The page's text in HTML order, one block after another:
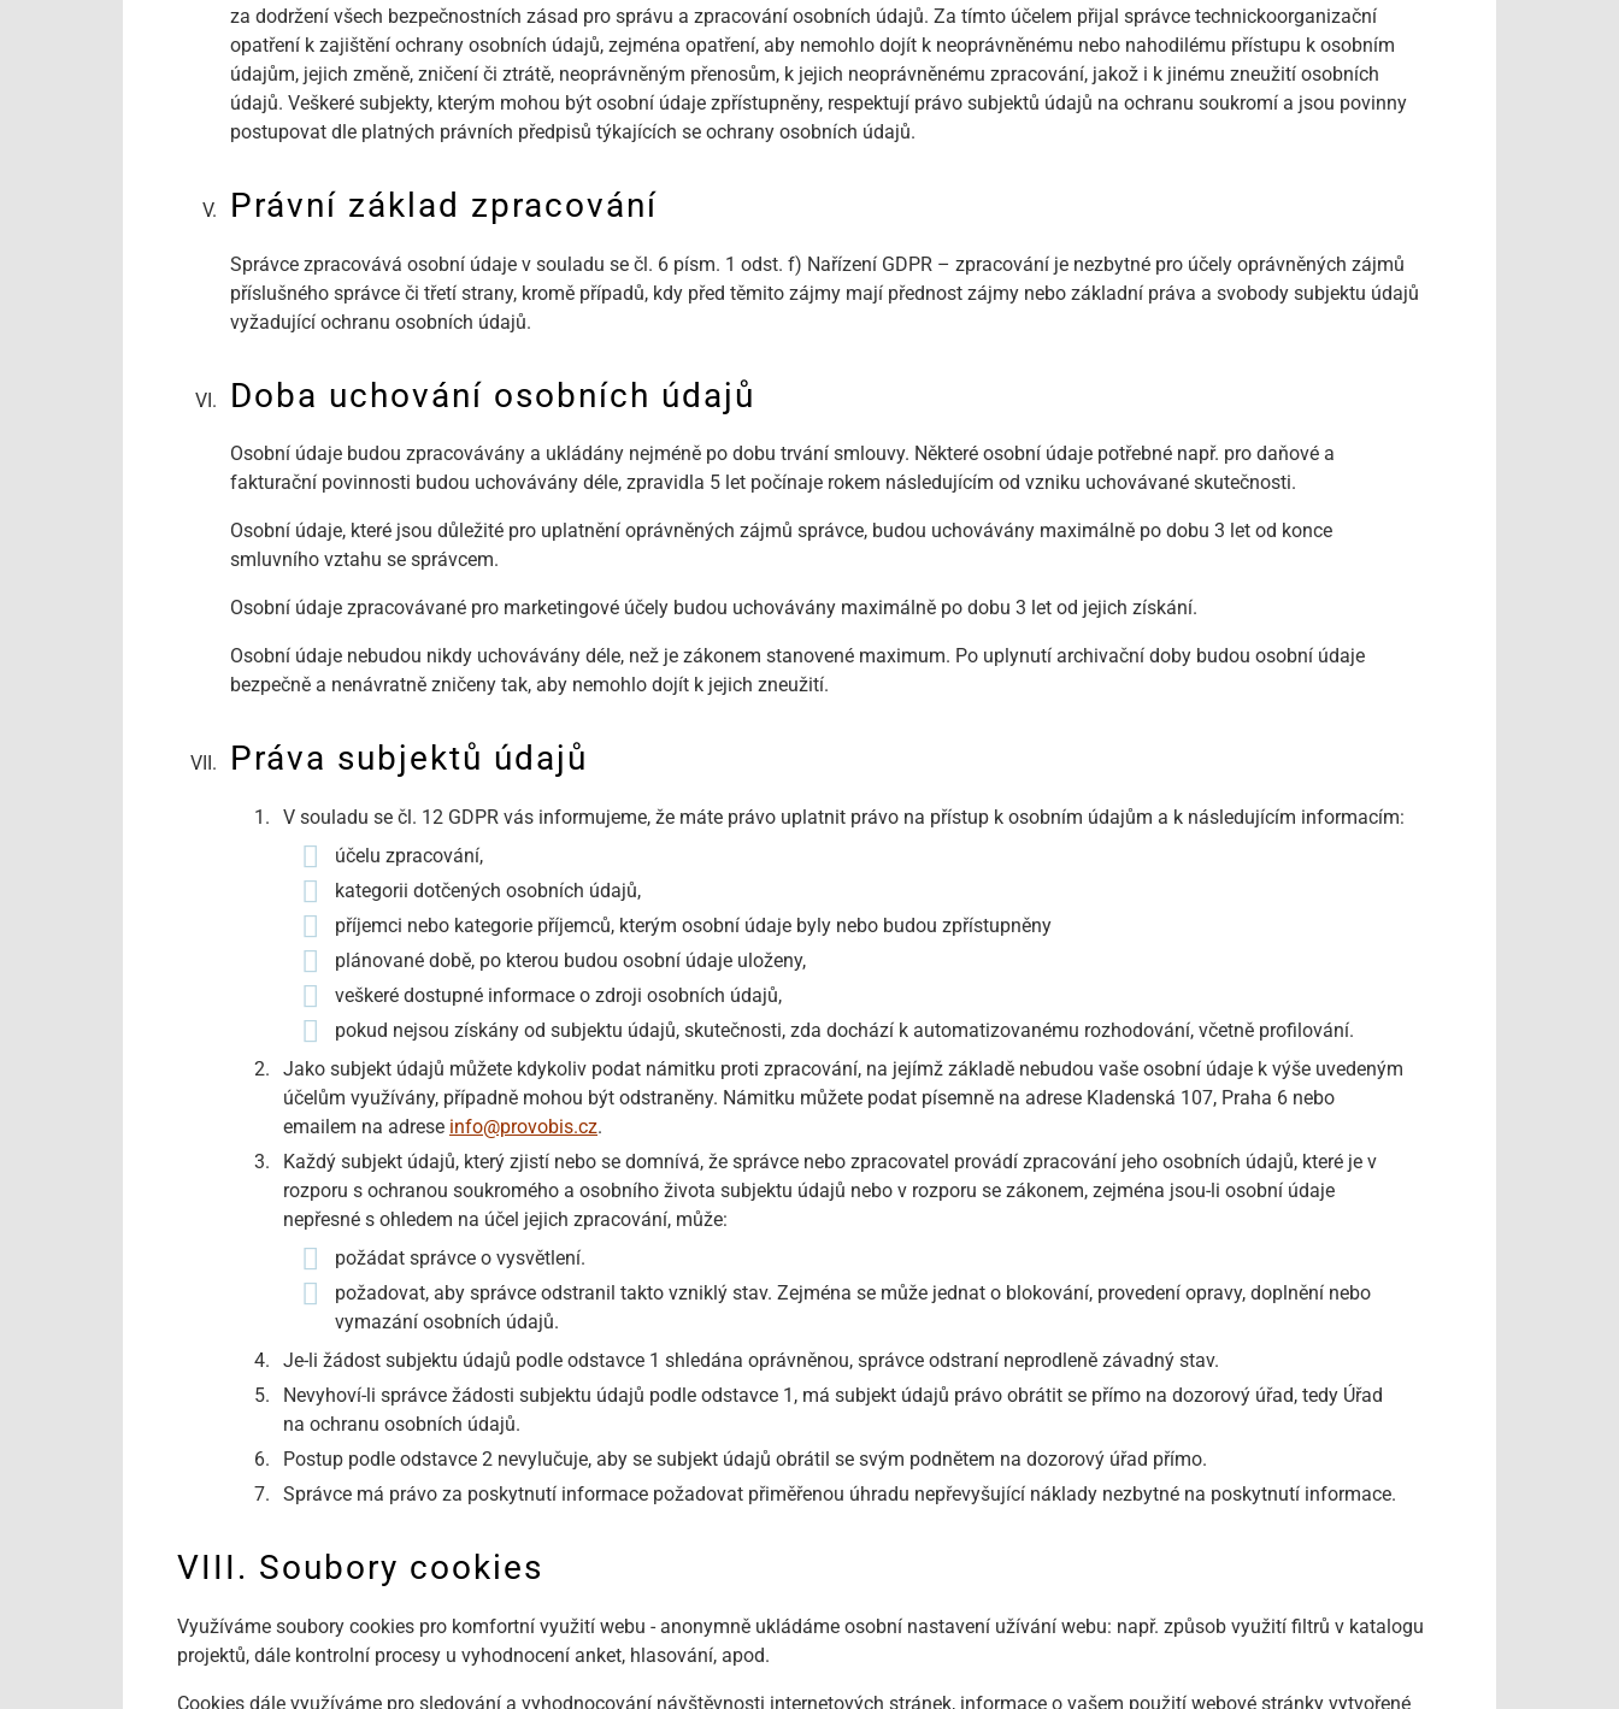
za dodržení všech bezpečnostních zásad pro správu a zpracování osobních údajů. Za tímto účelem přijal správce technickoorganizační
opatření k zajištění ochrany osobních údajů, zejména opatření, aby nemohlo dojít k neoprávněnému nebo nahodilému přístupu k osobním
údajům, jejich změně, zničení či ztrátě, neoprávněným přenosům, k jejich neoprávněnému zpracování, jakož i k jinému zneužití osobních
údajů. Veškeré subjekty, kterým mohou být osobní údaje zpřístupněny, respektují právo subjektů údajů na ochranu soukromí a jsou povinny
postupovat dle platných právních předpisů týkajících se ochrany osobních údajů.
Právní základ zpracování
Správce zpracovává osobní údaje v souladu se čl. 6 písm. 1 odst. f) Nařízení GDPR – zpracování je nezbytné pro účely oprávněných zájmů
příslušného správce či třetí strany, kromě případů, kdy před těmito zájmy mají přednost zájmy nebo základní práva a svobody subjektu údajů
vyžadující ochranu osobních údajů.
Doba uchování osobních údajů
Osobní údaje budou zpracovávány a ukládány nejméně po dobu trvání smlouvy. Některé osobní údaje potřebné např. pro daňové a
fakturační povinnosti budou uchovávány déle, zpravidla 5 let počínaje rokem následujícím od vzniku uchovávané skutečnosti.
Osobní údaje, které jsou důležité pro uplatnění oprávněných zájmů správce, budou uchovávány maximálně po dobu 3 let od konce
smluvního vztahu se správcem.
Osobní údaje zpracovávané pro marketingové účely budou uchovávány maximálně po dobu 3 let od jejich získání.
Osobní údaje nebudou nikdy uchovávány déle, než je zákonem stanovené maximum. Po uplynutí archivační doby budou osobní údaje
bezpečně a nenávratně zničeny tak, aby nemohlo dojít k jejich zneužití.
Práva subjektů údajů
V souladu se čl. 12 GDPR vás informujeme, že máte právo uplatnit právo na přístup k osobním údajům a k následujícím informacím:
účelu zpracování,
kategorii dotčených osobních údajů,
příjemci nebo kategorie příjemců, kterým osobní údaje byly nebo budou zpřístupněny
plánované době, po kterou budou osobní údaje uloženy,
veškeré dostupné informace o zdroji osobních údajů,
pokud nejsou získány od subjektu údajů, skutečnosti, zda dochází k automatizovanému rozhodování, včetně profilování.
Jako subjekt údajů můžete kdykoliv podat námitku proti zpracování, na jejímž základě nebudou vaše osobní údaje k výše uvedeným
účelům využívány, případně mohou být odstraněny. Námitku můžete podat písemně na adrese Kladenská 107, Praha 6 nebo
emailem na adrese info@provobis.cz.
Každý subjekt údajů, který zjistí nebo se domnívá, že správce nebo zpracovatel provádí zpracování jeho osobních údajů, které je v
rozporu s ochranou soukromého a osobního života subjektu údajů nebo v rozporu se zákonem, zejména jsou-li osobní údaje
nepřesné s ohledem na účel jejich zpracování, může:
požádat správce o vysvětlení.
požadovat, aby správce odstranil takto vzniklý stav. Zejména se může jednat o blokování, provedení opravy, doplnění nebo
vymazání osobních údajů.
Je-li žádost subjektu údajů podle odstavce 1 shledána oprávněnou, správce odstraní neprodleně závadný stav.
Nevyhoví-li správce žádosti subjektu údajů podle odstavce 1, má subjekt údajů právo obrátit se přímo na dozorový úřad, tedy Úřad
na ochranu osobních údajů.
Postup podle odstavce 2 nevylučuje, aby se subjekt údajů obrátil se svým podnětem na dozorový úřad přímo.
Správce má právo za poskytnutí informace požadovat přiměřenou úhradu nepřevyšující náklady nezbytné na poskytnutí informace.
VIII. Soubory cookies
Využíváme soubory cookies pro komfortní využití webu - anonymně ukládáme osobní nastavení užívání webu: např. způsob využití filtrů v katalogu
projektů, dále kontrolní procesy u vyhodnocení anket, hlasování, apod.
Cookies dále využíváme pro sledování a vyhodnocování návštěvnosti internetových stránek, informace o vašem použití webové stránky vytvořené